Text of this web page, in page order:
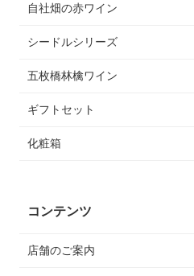
自社畑の赤ワイン
シードルシリーズ
五枚橋林檎ワイン
ギフトセット
化粧箱
コンテンツ
店舗のご案内